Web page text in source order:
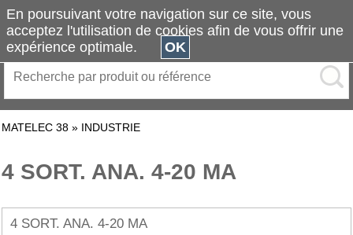
MATELEC 38 » INDUSTRIE
4 SORT. ANA. 4-20 MA
4 SORT. ANA. 4-20 MA
En poursuivant votre navigation sur ce site, vous
acceptez l'utilisation de cookies afin de vous offrir une
expérience optimale.
OK